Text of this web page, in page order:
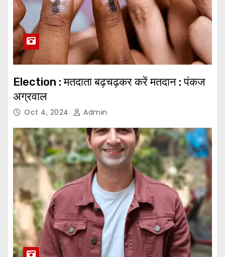
Election : मतदाता बढ़चढ़कर करें मतदान : पंकज
अग्रवाल
Oct 4, 2024 Admin